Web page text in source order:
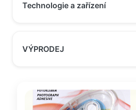
Technologie a zařízení
VÝPRODEJ